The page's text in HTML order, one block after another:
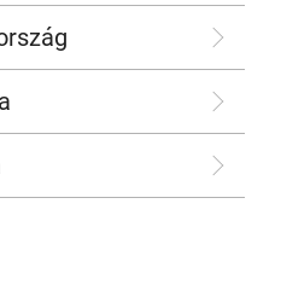
ÁTTEKINTÉSE